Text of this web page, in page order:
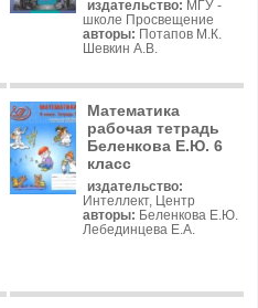
издательство: МГУ -
школе Просвещение
авторы: Потапов М.К.
Шевкин А.В.
Математика
рабочая тетрадь
Беленкова Е.Ю. 6
класс
издательство:
Интеллект, Центр
авторы: Беленкова Е.Ю.
Лебединцева Е.А.